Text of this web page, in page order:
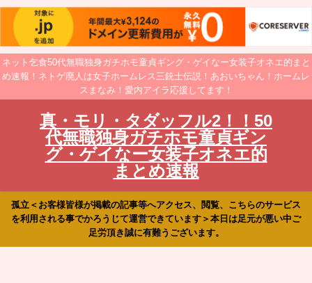
ネット乞食50代無職独身ガチホモ童貞ギング・ゲイなー女装子オネエ的まと
め速報！ネトゲ廃人は女子ホームレス三銃士伝説！あおいちゃん！ホームレ
スまなみ！愛内アイラ応援してます！
真・モリ・タダッフル2！！50
代無職独身ガチホモ童貞ギン
グ・ゲイなー女装子オネエ的
まとめ速報
孤立＜お客様皆様が掲載の記事等へアクセス、閲覧、こちらのサービス
を利用される事でかろうじて運営できています＞本日は足元が悪い中ご
足労頂き誠に有難うございます。